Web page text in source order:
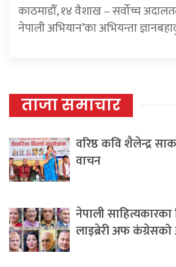
काठमाडौँ, १४ वैशाख – सर्वोच्च
नेपाली अभियान’का अभियन्ता
ताजा समाचार
वरिष्ठ कवि शैलेन्द्र
वाचन
नेपाली साहित्यकारका
लाइब्रेरी अफ